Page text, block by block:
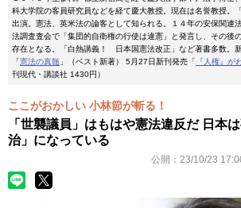
科大学院の客員研究員などを経て慶大教授。現在は名誉教授。
出演。憲法、英米法の論客として知られる。１４年の安保関連
法調査査会で「集団的自衛権の行使は違憲」と発言し、その後
存在となる。「白熱講義！ 日本国憲法改正」など著書多数。
「憲法の真髄 」（ベスト新著） 5月27日新刊発売「 『人権』が
刊現代・講談社 1430円）
ここがおかしい 小林節が斬る！
「世襲議員」はもはや憲法違反だ 日本
治」になっている
公開： 23/10/23